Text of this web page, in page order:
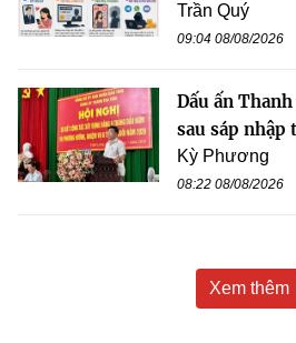
Trần Quý
09:04 08/08/2026
Dấu ấn
sau sáp nhập
Kỳ Phương
08:22 08/08/2026
Xem thêm